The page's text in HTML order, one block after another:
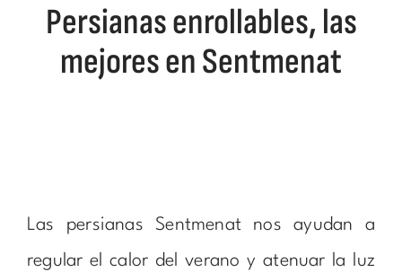
Persianas enrollables, las
mejores en Sentmenat
Las persianas Sentmenat nos ayudan a
regular el calor del verano y atenuar la luz